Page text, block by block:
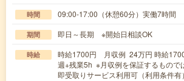
時間 09:00-17:00（休憩60分）実働7時間
期間 即日～長期 ※開始日相談OK
時給
時給1700円 月収例 24万円 時給
週+残業5h ※月収例を保証するもので
即受取りサービス利用可（利用条件有）